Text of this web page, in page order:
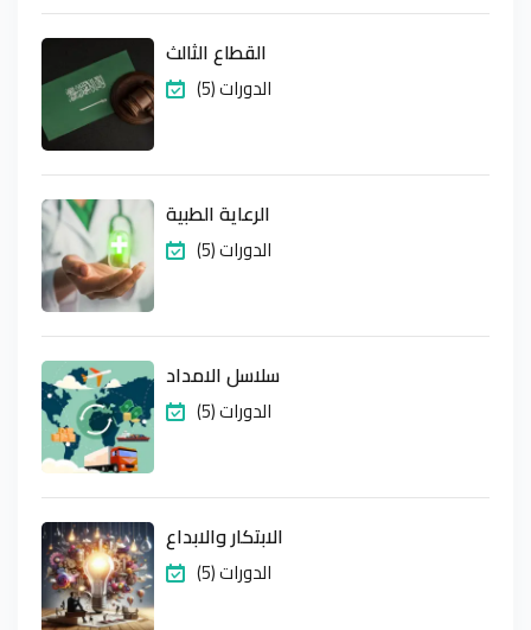
القطاع الثالث
(5) الدورات
الرعاية الطبية
(5) الدورات
سلاسل الامداد
(5) الدورات
الابتكار والابداع
(5) الدورات